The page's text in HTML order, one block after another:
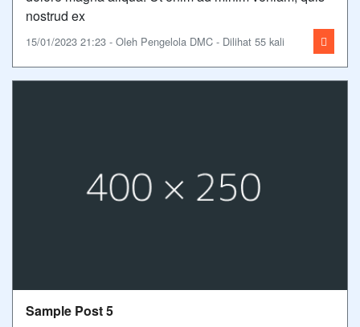
nostrud ex
15/01/2023 21:23 - Oleh Pengelola DMC - Dilihat 55 kali
Sample Post 5